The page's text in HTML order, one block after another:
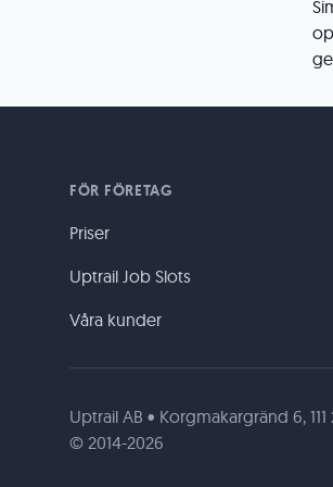
FÖR FÖRETAG
Priser
Uptrail Job Slots
Våra kunder
Uptrail AB • Korgmakargränd 6,
© 2014-2026